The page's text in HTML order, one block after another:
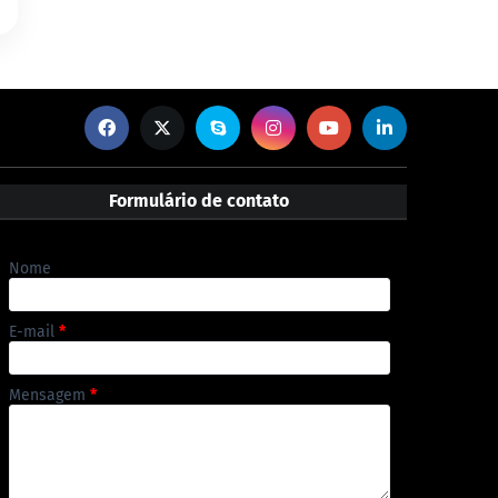
Formulário de contato
Nome
E-mail *
Mensagem *